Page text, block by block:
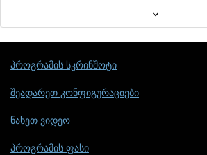
პროგრამის სკრინშოტი
შეადარეთ კონფიგურაციები
ნახეთ ვიდეო
პროგრამის ფასი